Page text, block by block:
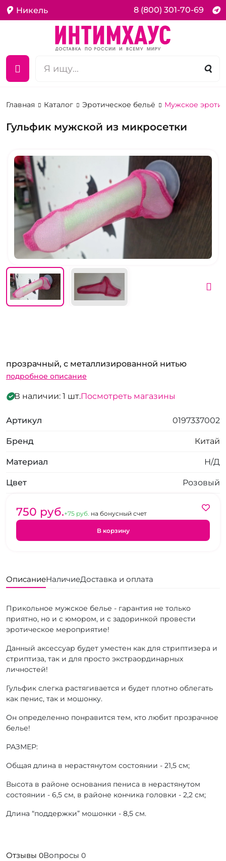
Никель 8 (800) 301-70-69
Главная Каталог Эротическое бельё Мужское
Гульфик мужской из микросетки
прозрачный, с металлизированной нитью
подробное описание
В наличии: 1 шт.Посмотреть магазины
Артикул 0197337002
Бренд Китай
Материал Н/Д
Цвет Розовый
750 pуб.+75 pуб. на бонусный счет
В корзину
ОписаниеНаличиеДоставка и оплата
Прикольное мужское белье - гарантия не только
приятно, но и с юмором, и с задоринкой провести
эротическое мероприятие!
Данный аксессуар будет уместен как для стриптизера и
стриптиза, так и для просто экстраординарных
личностей!
Гульфик слегка растягивается и будет плотно облегать
как пенис, так и мошонку.
Он определенно понравится тем, кто любит прозрачное
белье!
РАЗМЕР:
Общая длина в нерастянутом состоянии - 21,5 см;
Высота в районе основания пениса в нерастянутом
состоянии - 6,5 см, в районе кончика головки - 2,2 см;
Длина “поддержки” мошонки - 8,5 см.
Отзывы 0Вопросы 0